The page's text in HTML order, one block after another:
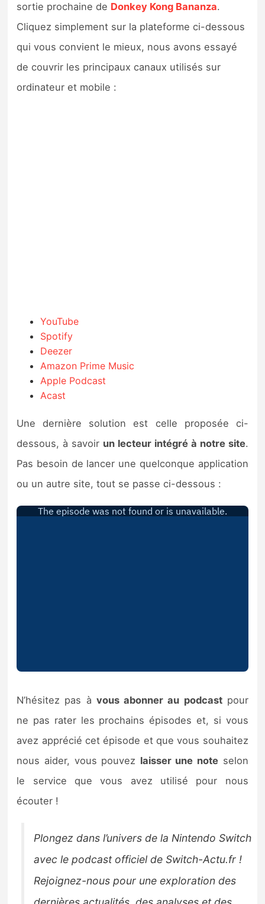
sortie prochaine de Donkey Kong Bananza.
Cliquez simplement sur la plateforme ci-dessous
qui vous convient le mieux, nous avons essayé
de couvrir les principaux canaux utilisés sur
ordinateur et mobile :
YouTube
Spotify
Deezer
Amazon Prime Music
Apple Podcast
Acast
Une dernière solution est celle proposée ci-
dessous, à savoir un lecteur intégré à notre site.
Pas besoin de lancer une quelconque application
ou un autre site, tout se passe ci-dessous :
N’hésitez pas à vous abonner au podcastpour
ne pas rater les prochains épisodes et, si vous
avez apprécié cet épisode et que vous souhaitez
nous aider, vous pouvez laisser une note selon
le service que vous avez utilisé pour nous
écouter !
Plongez dans l’univers de la Nintendo Switch
avec le podcast officiel de Switch-Actu.fr !
Rejoignez-nous pour une exploration des